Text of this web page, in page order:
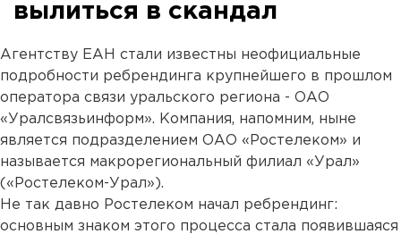
вылиться в скандал
Агентству ЕАН стали известны неофициальные
подробности ребрендинга крупнейшего в прошлом
оператора связи уральского региона - ОАО
«Уралсвязьинформ». Компания, напомним, ныне
является подразделением ОАО «Ростелеком» и
называется макрорегиональный филиал «Урал»
(«Ростелеком-Урал»).
Не так давно Ростелеком начал ребрендинг:
основным знаком этого процесса стала появившаяся